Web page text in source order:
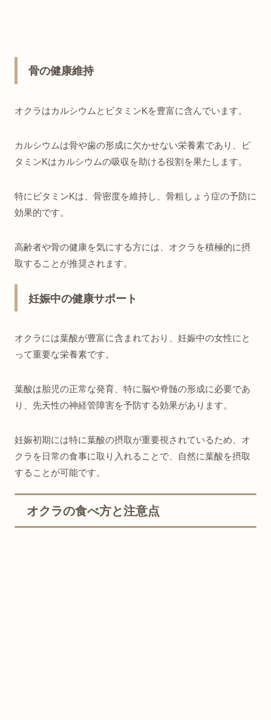
骨の健康維持
オクラはカルシウムとビタミンKを豊富に含んでいます。
カルシウムは骨や歯の形成に欠かせない栄養素であり、ビ
タミンKはカルシウムの吸収を助ける役割を果たします。
特にビタミンKは、骨密度を維持し、骨粗しょう症の予防に
効果的です。
高齢者や骨の健康を気にする方には、オクラを積極的に摂
取することが推奨されます。
妊娠中の健康サポート
オクラには葉酸が豊富に含まれており、妊娠中の女性にと
って重要な栄養素です。
葉酸は胎児の正常な発育、特に脳や脊髄の形成に必要であ
り、先天性の神経管障害を予防する効果があります。
妊娠初期には特に葉酸の摂取が重要視されているため、オ
クラを日常の食事に取り入れることで、自然に葉酸を摂取
することが可能です。
オクラの食べ方と注意点